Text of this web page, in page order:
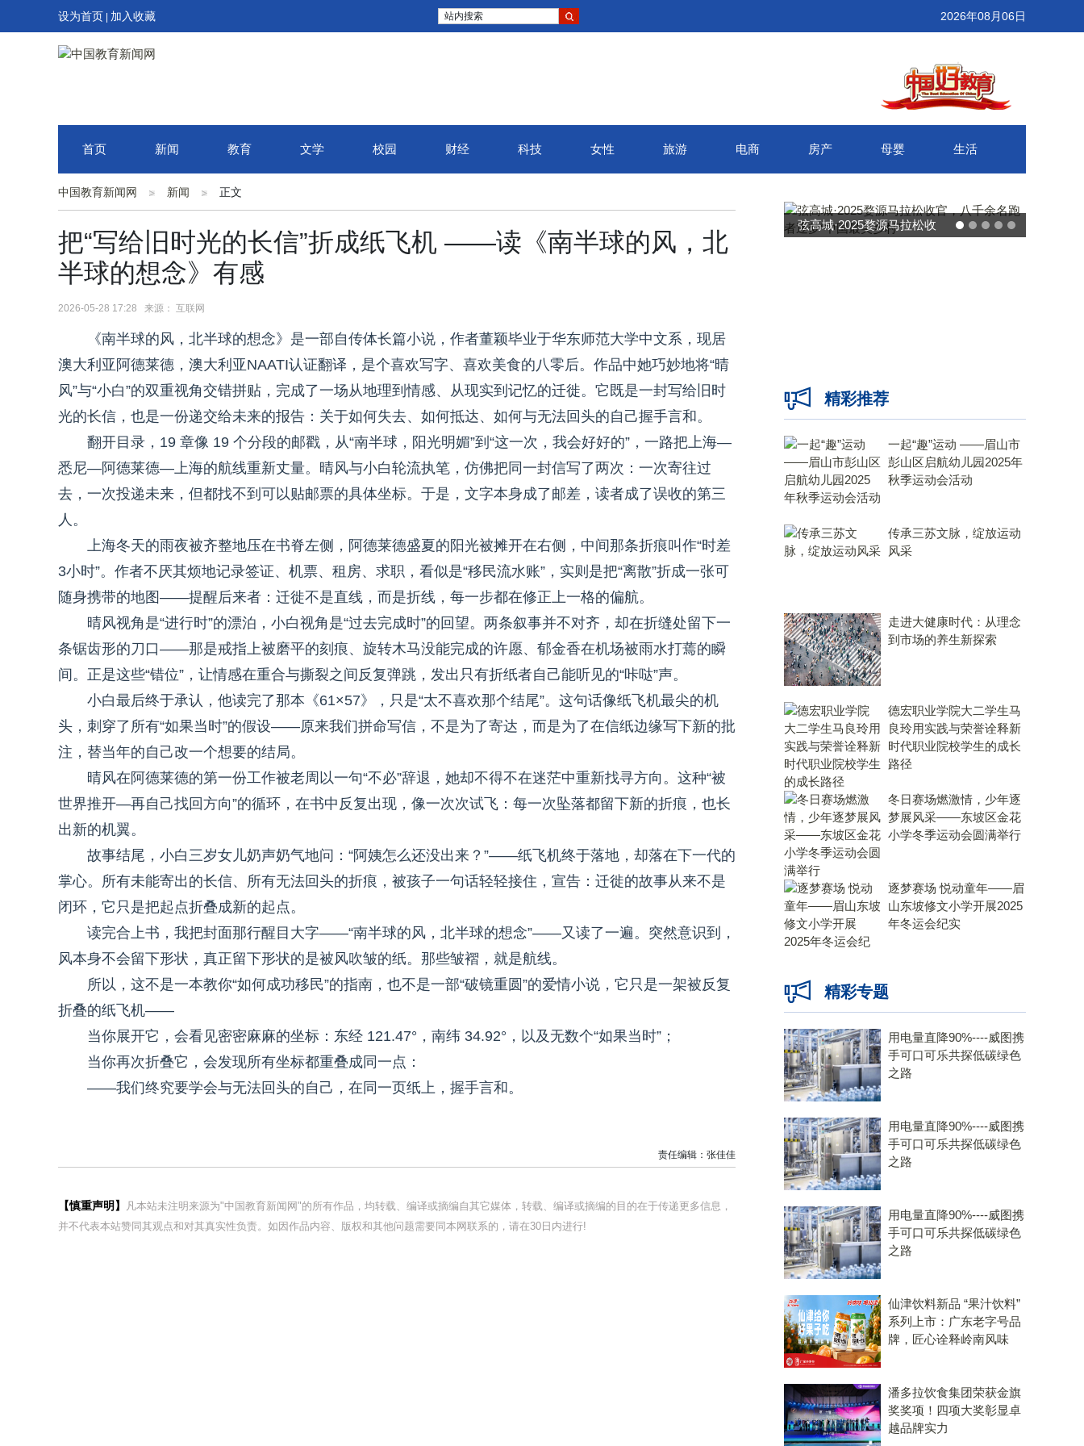
设为首页 加入收藏 站内搜索 2026年08月06日
首页 新闻 教育 文学 校园 财经 科技 女性 旅游 电商 房产 母婴 生活
中国教育新闻网 新闻 正文
把“写给旧时光的长信”折成纸飞机 ——读《南半球的风，北
半球的想念》有感
2026-05-28 17:28 来源： 互联网
《南半球的风，北半球的想念》是一部自传体长篇小说，作者董颖毕业于华东师范大学中文系，现居
澳大利亚阿德莱德，澳大利亚NAATI认证翻译，是个喜欢写字、喜欢美食的八零后。作品中她巧妙地将“晴
风”与“小白”的双重视角交错拼贴，完成了一场从地理到情感、从现实到记忆的迁徙。它既是一封写给旧时
光的长信，也是一份递交给未来的报告：关于如何失去、如何抵达、如何与无法回头的自己握手言和。
翻开目录，19 章像 19 个分段的邮戳，从“南半球，阳光明媚”到“这一次，我会好好的”，一路把上海—
悉尼—阿德莱德—上海的航线重新丈量。晴风与小白轮流执笔，仿佛把同一封信写了两次：一次寄往过
去，一次投递未来，但都找不到可以贴邮票的具体坐标。于是，文字本身成了邮差，读者成了误收的第三
人。
上海冬天的雨夜被齐整地压在书脊左侧，阿德莱德盛夏的阳光被摊开在右侧，中间那条折痕叫作“时差
3小时”。作者不厌其烦地记录签证、机票、租房、求职，看似是“移民流水账”，实则是把“离散”折成一张可
随身携带的地图——提醒后来者：迁徙不是直线，而是折线，每一步都在修正上一格的偏航。
晴风视角是“进行时”的漂泊，小白视角是“过去完成时”的回望。两条叙事并不对齐，却在折缝处留下一
条锯齿形的刀口——那是戒指上被磨平的刻痕、旋转木马没能完成的许愿、郁金香在机场被雨水打蔫的瞬
间。正是这些“错位”，让情感在重合与撕裂之间反复弹跳，发出只有折纸者自己能听见的“咔哒”声。
小白最后终于承认，他读完了那本《61×57》，只是“太不喜欢那个结尾”。这句话像纸飞机最尖的机
头，刺穿了所有“如果当时”的假设——原来我们拼命写信，不是为了寄达，而是为了在信纸边缘写下新的批
注，替当年的自己改一个想要的结局。
晴风在阿德莱德的第一份工作被老周以一句“不必”辞退，她却不得不在迷茫中重新找寻方向。这种“被
世界推开—再自己找回方向”的循环，在书中反复出现，像一次次试飞：每一次坠落都留下新的折痕，也长
出新的机翼。
故事结尾，小白三岁女儿奶声奶气地问：“阿姨怎么还没出来？”——纸飞机终于落地，却落在下一代的
掌心。所有未能寄出的长信、所有无法回头的折痕，被孩子一句话轻轻接住，宣告：迁徙的故事从来不是
闭环，它只是把起点折叠成新的起点。
读完合上书，我把封面那行醒目大字——“南半球的风，北半球的想念”——又读了一遍。突然意识到，
风本身不会留下形状，真正留下形状的是被风吹皱的纸。那些皱褶，就是航线。
所以，这不是一本教你“如何成功移民”的指南，也不是一部“破镜重圆”的爱情小说，它只是一架被反复
折叠的纸飞机——
当你展开它，会看见密密麻麻的坐标：东经 121.47°，南纬 34.92°，以及无数个“如果当时”；
当你再次折叠它，会发现所有坐标都重叠成同一点：
——我们终究要学会与无法回头的自己，在同一页纸上，握手言和。
责任编辑：张佳佳
【慎重声明】
凡本站未注明来源为"中国教育新闻网"的所有作品，均转载、编译或摘编自其它媒体，转载、编译或摘编的目的在于传递更多信息，
并不代表本站赞同其观点和对其真实性负责。如因作品内容、版权和其他问题需要同本网联系的，请在30日内进行!
弦高城·2025婺源马拉松收
精彩推荐
一起“趣”运动 ——眉山市
彭山区启航幼儿园2025年
秋季运动会活动
传承三苏文脉，绽放运动
风采
走进大健康时代：从理念
到市场的养生新探索
德宏职业学院大二学生马
良玲用实践与荣誉诠释新
时代职业院校学生的成长
路径
冬日赛场燃激情，少年逐
梦展风采——东坡区金花
小学冬季运动会圆满举行
逐梦赛场 悦动童年——眉
山东坡修文小学开展2025
年冬运会纪实
精彩专题
用电量直降90%----威图携
手可口可乐共探低碳绿色
之路
用电量直降90%----威图携
手可口可乐共探低碳绿色
之路
用电量直降90%----威图携
手可口可乐共探低碳绿色
之路
仙津饮料新品 “果汁饮料”
系列上市：广东老字号品
牌，匠心诠释岭南风味
潘多拉饮食集团荣获金旗
奖奖项！四项大奖彰显卓
越品牌实力